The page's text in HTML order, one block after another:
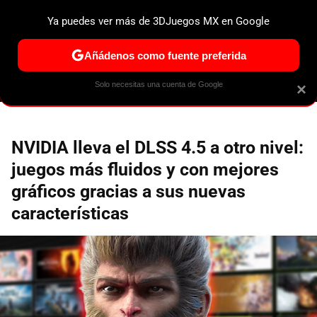
ESPECIALES PS5 NINTENDO SWITCH 2 XBOX
NVIDIA lleva el DLSS 4.5 a otro nivel:
juegos más fluidos y con mejores
gráficos gracias a sus nuevas
características
×
Ya puedes ver más de 3DJuegos MX en Google
Añádenos como fuente preferida
Solo necesitas una cuenta de Google